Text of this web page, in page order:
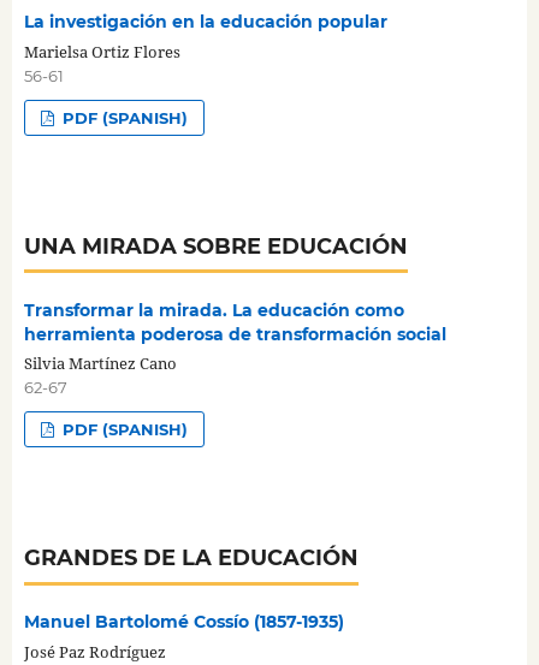
La investigación en la educación popular
Marielsa Ortiz Flores
56-61
PDF (SPANISH)
UNA MIRADA SOBRE EDUCACIÓN
Transformar la mirada. La educación como
herramienta poderosa de transformación social
Silvia Martínez Cano
62-67
PDF (SPANISH)
GRANDES DE LA EDUCACIÓN
Manuel Bartolomé Cossío (1857-1935)
José Paz Rodríguez